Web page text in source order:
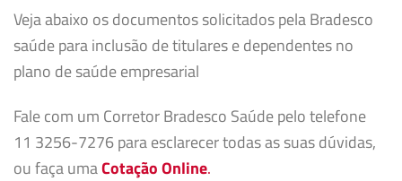
Veja abaixo os documentos solicitados pela Bradesco
saúde para inclusão de titulares e dependentes no
plano de saúde empresarial
Fale com um Corretor Bradesco Saúde pelo telefone
11 3256-7276 para esclarecer todas as suas dúvidas,
ou faça umaCotação Online.